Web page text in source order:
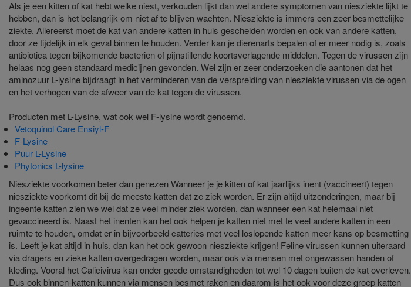
Als je een kitten of kat hebt welke niest, verkouden lijkt dan wel andere symptomen van niesziekte lijkt te
hebben, dan is het belangrijk om niet af te blijven wachten. Niesziekte is immers een zeer besmettelijke
ziekte. Allereerst moet de kat van andere katten in huis gescheiden worden en ook van andere katten,
door ze tijdelijk in elk geval binnen te houden. Verder kan je dierenarts bepalen of er meer nodig is, zoals
antibiotica tegen bijkomende bacterien of pijnstillende koortsverlagende middelen. Tegen de virussen zijn
helaas nog geen standaard medicijnen gevonden. Wel zijn er zeer onderzoeken die aantonen dat het
aminozuur L-lysine bijdraagt in het verminderen van de verspreiding van niesziekte virussen via de ogen
en het verhogen van de afweer van de kat tegen de virussen.
Producten met L-Lysine, wat ook wel F-lysine wordt genoemd.
Vetoquinol Care Ensiyl-F
F-Lysine
Puur L-Lysine
Phytonics L-lysine
Niesziekte voorkomen beter dan genezen Wanneer je je kitten of kat jaarlijks inent (vaccineert) tegen
niesziekte voorkomt dit bij de meeste katten dat ze ziek worden. Er zijn altijd uitzonderingen, maar bij
ingeente katten zien we wel dat ze veel minder ziek worden, dan wanneer een kat helemaal niet
gevaccineerd is. Naast het inenten kan het ook helpen je katten niet met te veel andere katten in een
ruimte te houden, omdat er in bijvoorbeeld catteries met veel loslopende katten meer kans op besmetting
is. Leeft je kat altijd in huis, dan kan het ook gewoon niesziekte krijgen! Feline virussen kunnen uiteraard
via dragers en zieke katten overgedragen worden, maar ook via mensen met ongewassen handen of
kleding. Vooral het Calicivirus kan onder geode omstandigheden tot wel 10 dagen buiten de kat overleven.
Dus ook binnen-katten kunnen via mensen besmet raken en daarom is het ook voor deze groep katten